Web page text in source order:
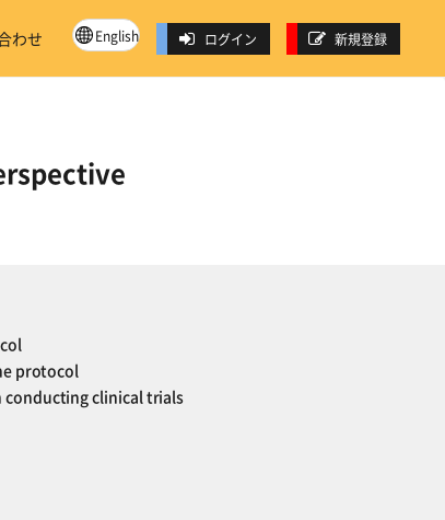
わせ English ログイン 新規登録
protocol
clinical trials